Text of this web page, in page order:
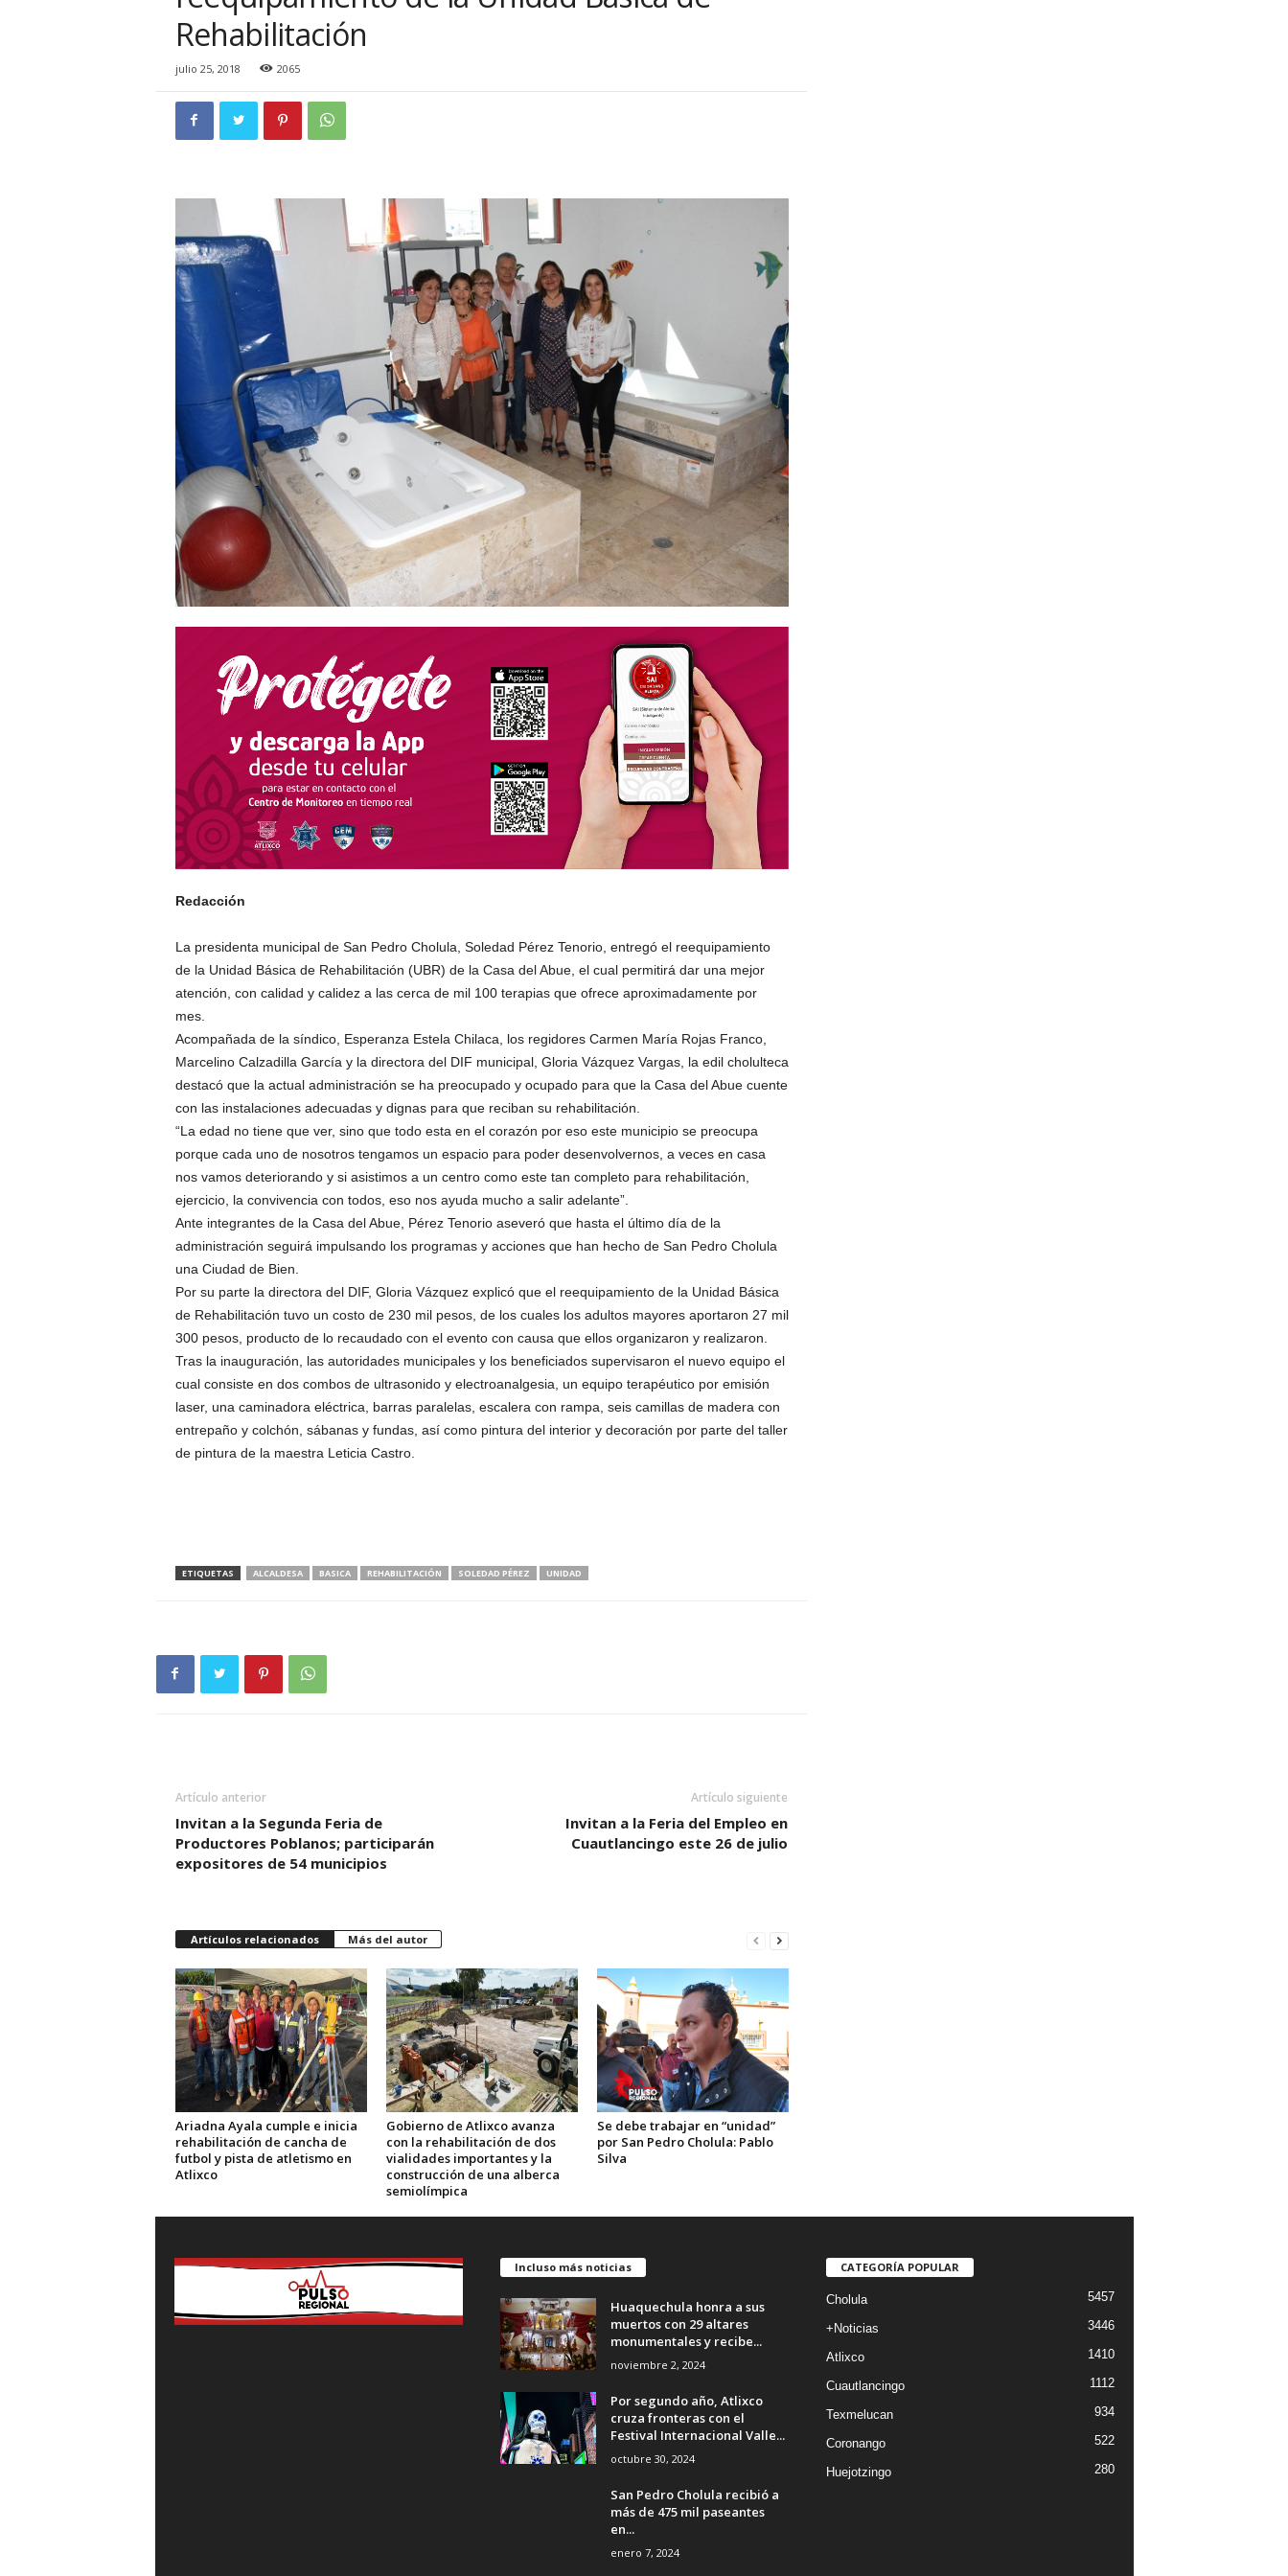
Rehabilitación
julio 25, 2018 2065
Redacción
La presidenta municipal de San Pedro Cholula, Soledad Pérez Tenorio, entregó el reequipamiento
de la Unidad Básica de Rehabilitación (UBR) de la Casa del Abue, el cual permitirá dar una mejor
atención, con calidad y calidez a las cerca de mil 100 terapias que ofrece aproximadamente por
mes.
Acompañada de la síndico, Esperanza Estela Chilaca, los regidores Carmen María Rojas Franco,
Marcelino Calzadilla García y la directora del DIF municipal, Gloria Vázquez Vargas, la edil cholulteca
destacó que la actual administración se ha preocupado y ocupado para que la Casa del Abue cuente
con las instalaciones adecuadas y dignas para que reciban su rehabilitación.
“La edad no tiene que ver, sino que todo esta en el corazón por eso este municipio se preocupa
porque cada uno de nosotros tengamos un espacio para poder desenvolvernos, a veces en casa
nos vamos deteriorando y si asistimos a un centro como este tan completo para rehabilitación,
ejercicio, la convivencia con todos, eso nos ayuda mucho a salir adelante”.
Ante integrantes de la Casa del Abue, Pérez Tenorio aseveró que hasta el último día de la
administración seguirá impulsando los programas y acciones que han hecho de San Pedro Cholula
una Ciudad de Bien.
Por su parte la directora del DIF, Gloria Vázquez explicó que el reequipamiento de la Unidad Básica
de Rehabilitación tuvo un costo de 230 mil pesos, de los cuales los adultos mayores aportaron 27 mil
300 pesos, producto de lo recaudado con el evento con causa que ellos organizaron y realizaron.
Tras la inauguración, las autoridades municipales y los beneficiados supervisaron el nuevo equipo el
cual consiste en dos combos de ultrasonido y electroanalgesia, un equipo terapéutico por emisión
laser, una caminadora eléctrica, barras paralelas, escalera con rampa, seis camillas de madera con
entrepaño y colchón, sábanas y fundas, así como pintura del interior y decoración por parte del taller
de pintura de la maestra Leticia Castro.
ETIQUETAS ALCALDESA BASICA REHABILITACIÓN SOLEDAD PÉREZ UNIDAD
Artículo anterior
Invitan a la Segunda Feria de
Productores Poblanos; participarán
expositores de 54 municipios
Artículo siguiente
Invitan a la Feria del Empleo en
Cuautlancingo este 26 de julio
Artículos relacionados Más del autor
Ariadna Ayala cumple e inicia
rehabilitación de cancha de
futbol y pista de atletismo en
Atlixco
Gobierno de Atlixco avanza
con la rehabilitación de dos
vialidades importantes y la
construcción de una alberca
semiolímpica
Se debe trabajar en “unidad”
por San Pedro Cholula: Pablo
Silva
Incluso más noticias
Huaquechula honra a sus
muertos con 29 altares
monumentales y recibe...
noviembre 2, 2024
Por segundo año, Atlixco
cruza fronteras con el
Festival Internacional Valle...
octubre 30, 2024
San Pedro Cholula recibió a
más de 475 mil paseantes
en...
enero 7, 2024
CATEGORÍA POPULAR
Cholula 5457
+Noticias 3446
Atlixco 1410
Cuautlancingo 1112
Texmelucan 934
Coronango 522
Huejotzingo 280